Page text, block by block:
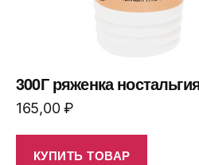
300Г ряженка
165,00₽
КУПИТЬ ТОВАР